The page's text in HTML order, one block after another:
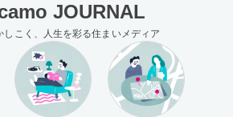
JOURNAL
しこく、人生を彩る住まいメディア